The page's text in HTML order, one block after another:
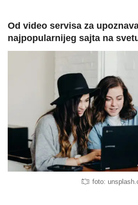
Od video servisa za
najpopularnijeg sajta na
foto: